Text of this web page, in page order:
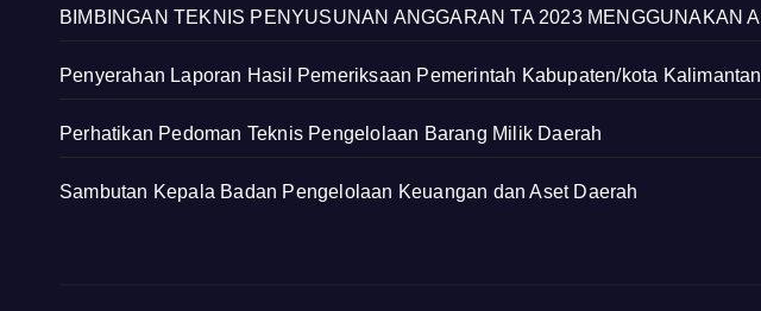
BIMBINGAN TEKNIS PENYUSUNAN ANGGARAN TA 2023 MENGGUNAKAN
Penyerahan Laporan Hasil Pemeriksaan Pemerintah Kabupaten/kota
Perhatikan Pedoman Teknis Pengelolaan Barang Milik Daerah
Sambutan Kepala Badan Pengelolaan Keuangan dan Aset Daerah